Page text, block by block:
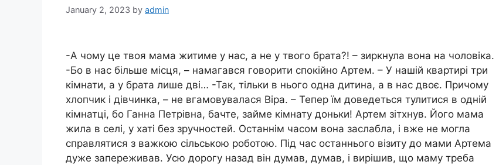
January 2, 2023 by admin
-А чому це твоя мама житиме у нас, а не у твого брата?! – зиркнула вона на чоловіка.
-Бо в нас більше місця, – намагався говорити спокійно Артем. – У нашій квартирі три
кімнати, а у брата лише дві… -Так, тільки в нього одна дитина, а в нас двоє. Причому
хлопчик і дівчинка, – не вгамовувалася Віра. – Тепер їм доведеться тулитися в одній
кімнатці, бо Ганна Петрівна, бачте, займе кімнату доньки! Артем зітхнув. Його мама
жила в селі, у хаті без зручностей. Останнім часом вона заслабла, і вже не могла
справлятися з важкою сільською роботою. Під час останнього візиту до мами Артема
дуже запереживав. Усю дорогу назад він думав, думав, і вирішив, що маму треба